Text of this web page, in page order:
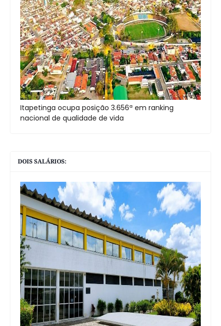
Itapetinga ocupa posição 3.656ª em ranking
nacional de qualidade de vida
DOIS SALÁRIOS: